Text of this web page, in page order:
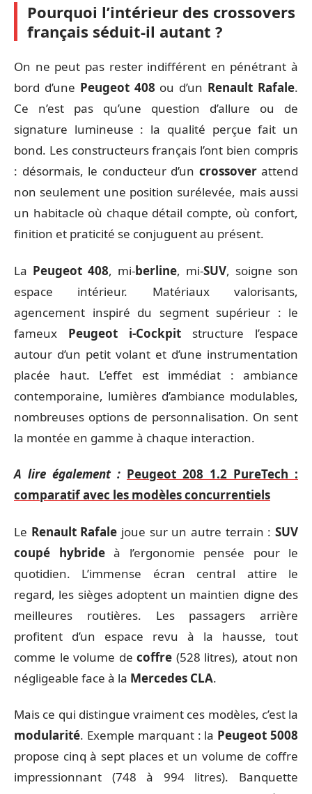
Pourquoi l’intérieur des crossovers
français séduit-il autant ?
On ne peut pas rester indifférent en pénétrant à
bord d’une Peugeot 408 ou d’un Renault Rafale.
Ce n’est pas qu’une question d’allure ou de
signature lumineuse : la qualité perçue fait un
bond. Les constructeurs français l’ont bien compris
: désormais, le conducteur d’un crossoverattend
non seulement une position surélevée, mais aussi
un habitacle où chaque détail compte, où confort,
finition et praticité se conjuguent au présent.
La Peugeot 408, mi-berline, mi-SUV, soigne son
espace intérieur. Matériaux valorisants,
agencement inspiré du segment supérieur : le
fameux Peugeot i-Cockpit structure l’espace
autour d’un petit volant et d’une instrumentation
placée haut. L’effet est immédiat : ambiance
contemporaine, lumières d’ambiance modulables,
nombreuses options de personnalisation. On sent
la montée en gamme à chaque interaction.
A lire également : Peugeot 208 1.2 PureTech :
comparatif avec les modèles concurrentiels
Le Renault Rafale joue sur un autre terrain :SUV
coupé hybrideà l’ergonomie pensée pour le
quotidien. L’immense écran central attire le
regard, les sièges adoptent un maintien digne des
meilleures routières. Les passagers arrière
profitent d’un espace revu à la hausse, tout
comme le volume de coffre (528 litres), atout non
négligeable face à la Mercedes CLA.
Mais ce qui distingue vraiment ces modèles, c’est la
modularité. Exemple marquant : la Peugeot 5008
propose cinq à sept places et un volume de coffre
impressionnant (748 à 994 litres). Banquette